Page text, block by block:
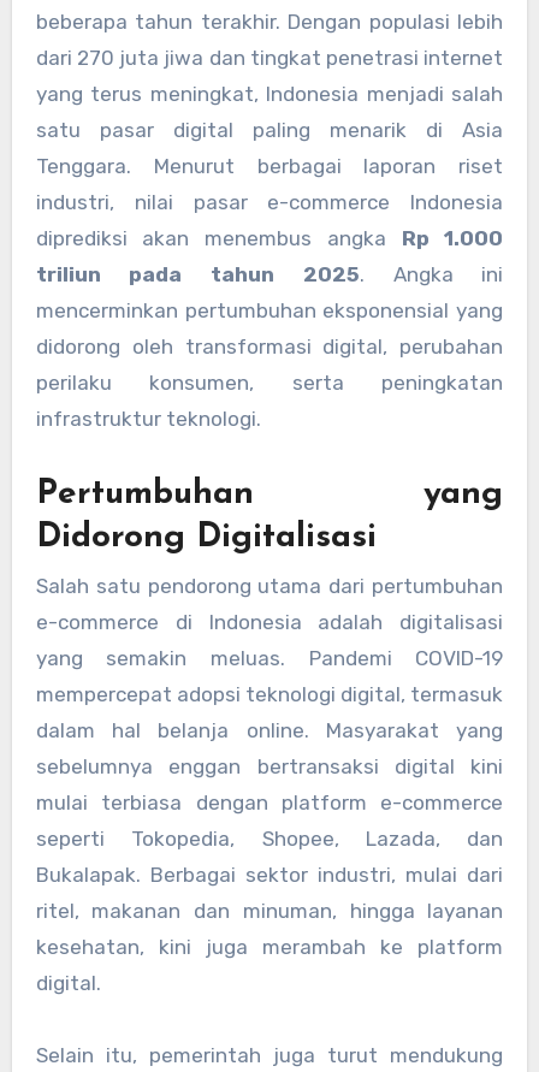
beberapa tahun terakhir. Dengan populasi lebih
dari 270 juta jiwa dan tingkat penetrasi internet
yang terus meningkat, Indonesia menjadi salah
satu pasar digital paling menarik di Asia
Tenggara. Menurut berbagai laporan riset
industri, nilai pasar e-commerce Indonesia
diprediksi akan menembus angka Rp 1.000
triliun pada tahun 2025. Angka ini
mencerminkan pertumbuhan eksponensial yang
didorong oleh transformasi digital, perubahan
perilaku konsumen, serta peningkatan
infrastruktur teknologi.
Pertumbuhan yang
Didorong Digitalisasi
Salah satu pendorong utama dari pertumbuhan
e-commerce di Indonesia adalah digitalisasi
yang semakin meluas. Pandemi COVID-19
mempercepat adopsi teknologi digital, termasuk
dalam hal belanja online. Masyarakat yang
sebelumnya enggan bertransaksi digital kini
mulai terbiasa dengan platform e-commerce
seperti Tokopedia, Shopee, Lazada, dan
Bukalapak. Berbagai sektor industri, mulai dari
ritel, makanan dan minuman, hingga layanan
kesehatan, kini juga merambah ke platform
digital.
Selain itu, pemerintah juga turut mendukung